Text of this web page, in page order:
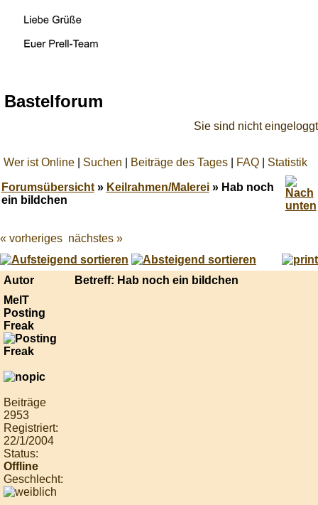
Bastelforum
Sie sind nicht eingeloggt
Wer ist Online Suchen Beiträge des Tages FAQ Statistik
Forumsübersicht» Keilrahmen/Malerei» Hab noch
ein bildchen
Best
online
live
casino
« vorheriges nächstes »
Autor
Betreff: Hab noch ein bildchen
MelT
Posting
Freak
Beiträge
2953
Registriert:
22/1/2004
Status:
Offline
Geschlecht: